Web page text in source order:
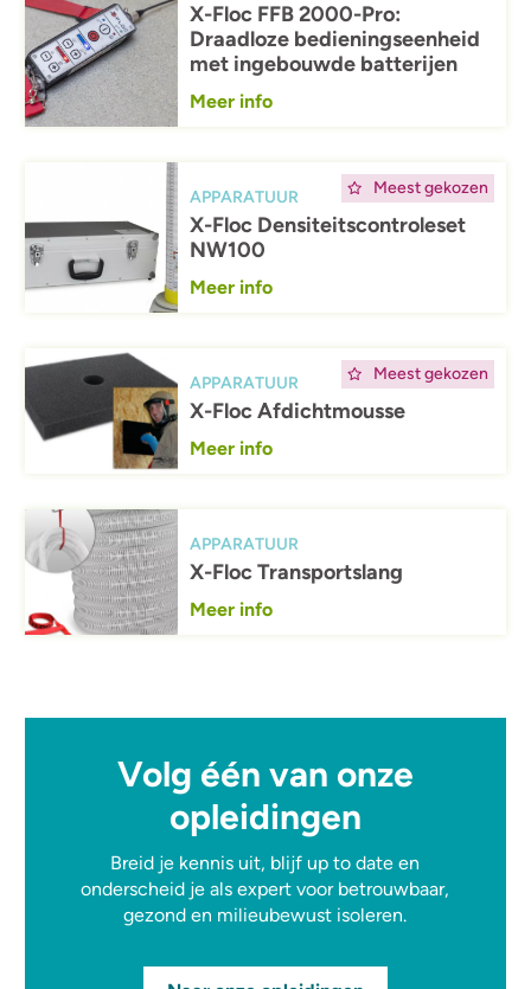
X-Floc FFB 2000-Pro:
Draadloze bedieningseenheid
met ingebouwde batterijen
Meer info
Meest gekozen
APPARATUUR
X-Floc Densiteitscontroleset
NW100
Meer info
Meest gekozen
Afbeelding
APPARATUUR
X-Floc Afdichtmousse
Meer info
Afbeelding
APPARATUUR
X-Floc Transportslang
Meer info
Volg één van onze
opleidingen
Breid je kennis uit, blijf up to date en
onderscheid je als expert voor betrouwbaar,
gezond en milieubewust isoleren.